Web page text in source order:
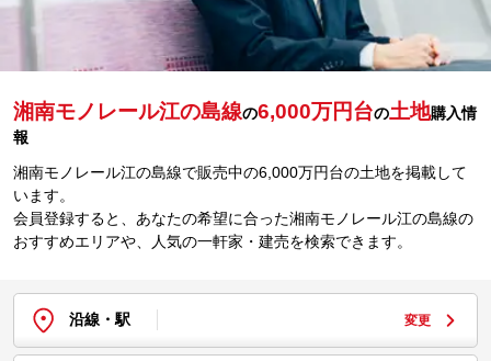
湘南モノレール江の島線の6,000万円台の土地購入情
報
湘南モノレール江の島線で販売中の6,000万円台の土地を掲載して
います。
会員登録すると、あなたの希望に合った湘南モノレール江の島線の
おすすめエリアや、人気の一軒家・建売を検索できます。
沿線・駅 変更